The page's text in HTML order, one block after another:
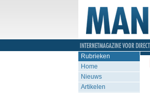
Rubrieken
Home
Nieuws
Artikelen